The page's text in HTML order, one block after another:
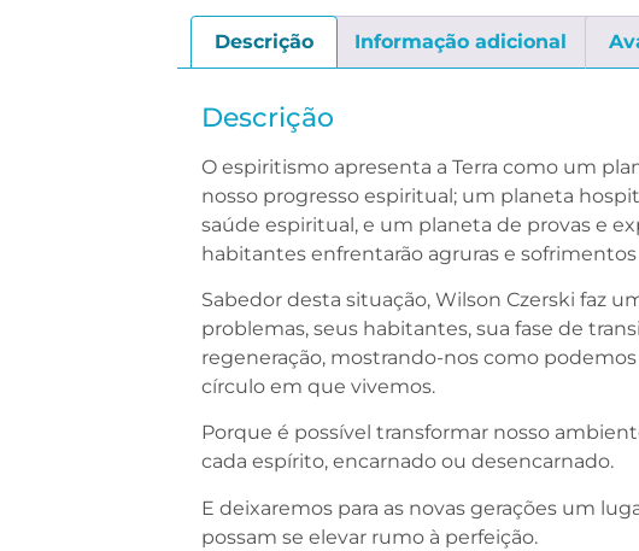
Descrição Informação adicional
Descrição
O espiritismo apresenta a Terra como um
nosso progresso espiritual; um planeta
saúde espiritual, e um planeta de provas e
habitantes enfrentarão agruras e
Sabedor desta situação, Wilson Czerski faz
problemas, seus habitantes, sua fase de
regeneração, mostrando-nos como
círculo em que vivemos.
Porque é possível transformar nosso
cada espírito, encarnado ou desencarnado.
E deixaremos para as novas gerações um
possam se elevar rumo à perfeição.